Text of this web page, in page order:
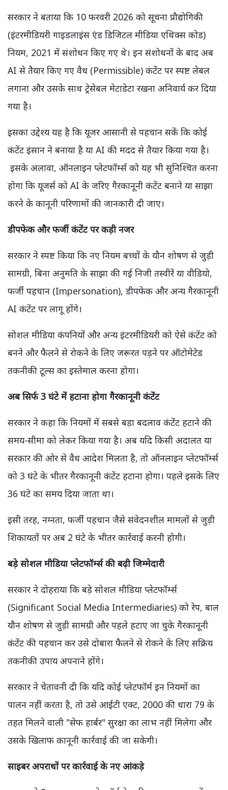
सरकार ने बताया कि 10 फरवरी 2026 को सूचना प्रौद्योगिकी
(इंटरमीडियरी गाइडलाइंस एंड डिजिटल मीडिया एथिक्स कोड)
नियम, 2021 में संशोधन किए गए थे। इन संशोधनों के बाद अब
AI से तैयार किए गए वैध (Permissible) कंटेंट पर स्पष्ट लेबल
लगाना और उसके साथ ट्रेसेबल मेटाडेटा रखना अनिवार्य कर दिया
गया है।
इसका उद्देश्य यह है कि यूजर आसानी से पहचान सकें कि कोई
कंटेंट इंसान ने बनाया है या AI की मदद से तैयार किया गया है।
इसके अलावा, ऑनलाइन प्लेटफॉर्म्स को यह भी सुनिश्चित करना
होगा कि यूजर्स को AI के जरिए गैरकानूनी कंटेंट बनाने या साझा
करने के कानूनी परिणामों की जानकारी दी जाए।
डीपफेक और फर्जी कंटेंट पर कड़ी नजर
सरकार ने स्पष्ट किया कि नए नियम बच्चों के यौन शोषण से जुड़ी
सामग्री, बिना अनुमति के साझा की गई निजी तस्वीरें या वीडियो,
फर्जी पहचान (Impersonation), डीपफेक और अन्य गैरकानूनी
AI कंटेंट पर लागू होंगे।
सोशल मीडिया कंपनियों और अन्य इंटरमीडियरी को ऐसे कंटेंट को
बनने और फैलने से रोकने के लिए जरूरत पड़ने पर ऑटोमेटेड
तकनीकी टूल्स का इस्तेमाल करना होगा।
अब सिर्फ 3 घंटे में हटाना होगा गैरकानूनी कंटेंट
सरकार ने कहा कि नियमों में सबसे बड़ा बदलाव कंटेंट हटाने की
समय-सीमा को लेकर किया गया है। अब यदि किसी अदालत या
सरकार की ओर से वैध आदेश मिलता है, तो ऑनलाइन प्लेटफॉर्म्स
को 3 घंटे के भीतर गैरकानूनी कंटेंट हटाना होगा। पहले इसके लिए
36 घंटे का समय दिया जाता था।
इसी तरह, नग्नता, फर्जी पहचान जैसे संवेदनशील मामलों से जुड़ी
शिकायतों पर अब 2 घंटे के भीतर कार्रवाई करनी होगी।
बड़े सोशल मीडिया प्लेटफॉर्म्स की बढ़ी जिम्मेदारी
सरकार ने दोहराया कि बड़े सोशल मीडिया प्लेटफॉर्म्स
(Significant Social Media Intermediaries) को रेप, बाल
यौन शोषण से जुड़ी सामग्री और पहले हटाए जा चुके गैरकानूनी
कंटेंट की पहचान कर उसे दोबारा फैलने से रोकने के लिए सक्रिय
तकनीकी उपाय अपनाने होंगे।
सरकार ने चेतावनी दी कि यदि कोई प्लेटफॉर्म इन नियमों का
पालन नहीं करता है, तो उसे आईटी एक्ट, 2000 की धारा 79 के
तहत मिलने वाली "सेफ हार्बर" सुरक्षा का लाभ नहीं मिलेगा और
उसके खिलाफ कानूनी कार्रवाई की जा सकेगी।
साइबर अपराधों पर कार्रवाई के नए आंकड़े